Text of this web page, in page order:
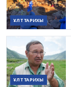
ҰЛТ ТАРИХЫ
ҰЛТ ТАРИХЫ